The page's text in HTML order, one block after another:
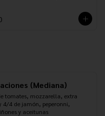
(Mediana)
tomates, mozzarella, extra
4/4 de jamón, peperonni,
y aceitunas